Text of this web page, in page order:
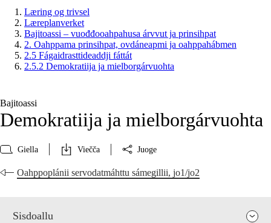
Læring og trivsel
Læreplanverket
Bajitoassi – vuođđooahpahusa árvvut ja prinsihpat
2. Oahppama prinsihpat, ovdáneapmi ja oahppahábmen
2.5 Fágaidrasttideaddji fáttát
2.5.2 Demokratiija ja mielborgárvuohta
Bajitoassi
Demokratiija ja mielborgárvuohta
Giella Viečča Juoge
Oahppoplánii servodatmáhttu sámegillii, jo1/jo2
Sisdoallu